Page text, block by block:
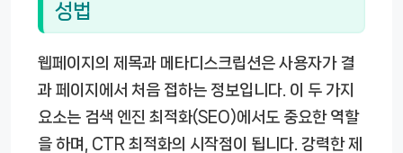
성법
웹페이지의 제목과 메타디스크립션은 사용자가 결
과 페이지에서 처음 접하는 정보입니다. 이 두 가지
요소는 검색 엔진 최적화(SEO)에서도 중요한 역할
을 하며, CTR 최적화의 시작점이 됩니다. 강력한 제